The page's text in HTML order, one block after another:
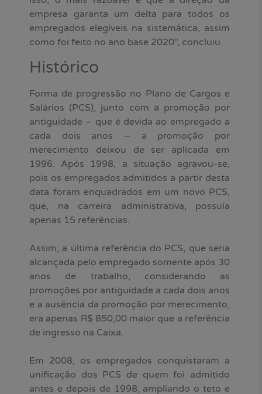
empresa garanta um delta para todos os
empregados elegíveis na sistemática, assim
como foi feito no ano base 2020”, concluiu.
Histórico
Forma de progressão no Plano de Cargos e
Salários (PCS), junto com a promoção por
antiguidade – que é devida ao empregado a
cada dois anos – a promoção por
merecimento deixou de ser aplicada em
1996. Após 1998, a situação agravou-se,
pois os empregados admitidos a partir desta
data foram enquadrados em um novo PCS,
que, na carreira administrativa, possuía
apenas 15 referências.
Assim, a última referência do PCS, que seria
alcançada pelo empregado somente após 30
anos de trabalho, considerando as
promoções por antiguidade a cada dois anos
e a ausência da promoção por merecimento,
era apenas R$ 850,00 maior que a referência
de ingresso na Caixa.
Em 2008, os empregados conquistaram a
unificação dos PCS de quem foi admitido
antes e depois de 1998, ampliando o teto e